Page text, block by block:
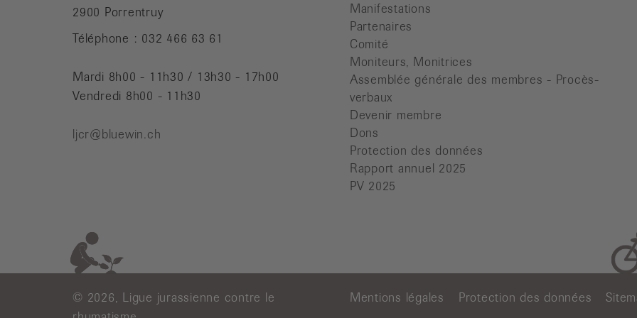
2900 Porrentruy
Téléphone : 032 466 63 61
Mardi 8h00 - 11h30 / 13h30 - 17h00
Vendredi 8h00 - 11h30
ljcr@bluewin.ch
Manifestations
Partenaires
Comité
Moniteurs, Monitrices
Assemblée générale des membres - Procès-
verbaux
Devenir membre
Dons
Protection des données
Rapport annuel 2025
PV 2025
© 2026, Ligue jurassienne contre le
Mentions légales Protection des données